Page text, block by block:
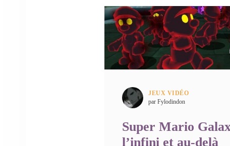
JEUX VIDÉO
par Fylodindon
Super Mario
l’infini et au-delà